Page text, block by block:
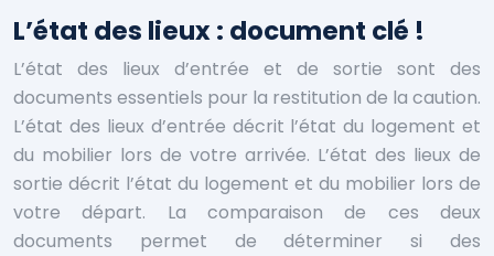
L’état des lieux : document clé !
L’état des lieux d’entrée et de sortie sont des
documents essentiels pour la restitution de la caution.
L’état des lieux d’entrée décrit l’état du logement et
du mobilier lors de votre arrivée. L’état des lieux de
sortie décrit l’état du logement et du mobilier lors de
votre départ. La comparaison de ces deux
documents permet de déterminer si des